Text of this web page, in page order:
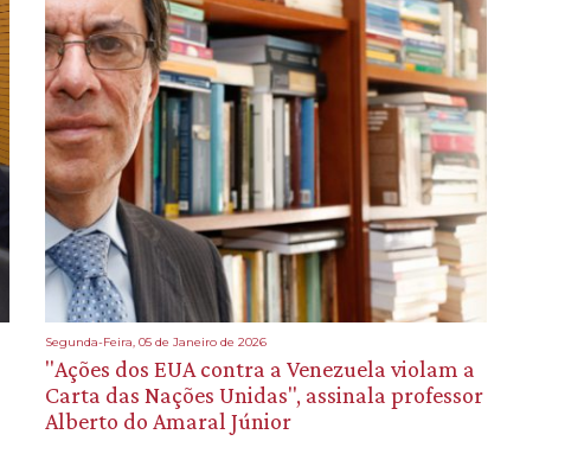
Segunda-Feira, 05 de Janeiro de 2026
"Ações dos EUA contra a Venezuela violam a
Carta das Nações Unidas", assinala professor
Alberto do Amaral Júnior